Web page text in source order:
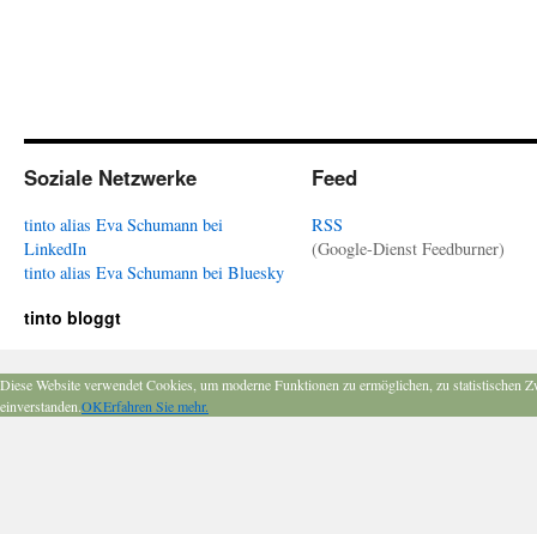
Soziale Netzwerke
tinto alias Eva Schumann bei
LinkedIn
tinto alias Eva Schumann bei Bluesky
Feed
RSS
(Google-Dienst Feedburner)
tinto bloggt
Diese Website verwendet Cookies, um moderne Funktionen zu ermöglichen, zu
einverstanden.OKErfahren Sie mehr.